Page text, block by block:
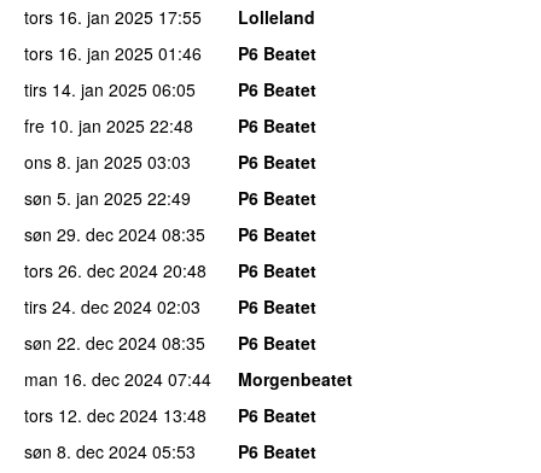
tors 16. jan 2025 17:55
Lolleland
tors 16. jan 2025 01:46
P6 Beatet
tirs 14. jan 2025 06:05
P6 Beatet
fre 10. jan 2025 22:48
P6 Beatet
ons 8. jan 2025 03:03
P6 Beatet
søn 5. jan 2025 22:49
P6 Beatet
søn 29. dec 2024 08:35
P6 Beatet
tors 26. dec 2024 20:48
P6 Beatet
tirs 24. dec 2024 02:03
P6 Beatet
søn 22. dec 2024 08:35
P6 Beatet
man 16. dec 2024 07:44
Morgenbeatet
tors 12. dec 2024 13:48
P6 Beatet
søn 8. dec 2024 05:53
P6 Beatet